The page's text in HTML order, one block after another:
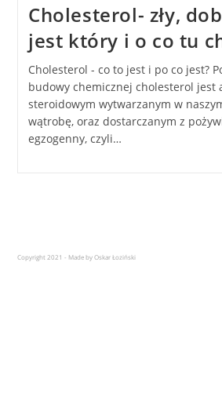
Cholesterol- zły,
jest który i o co tu
Cholesterol - co to jest i po co jest?
budowy chemicznej cholesterol jest
steroidowym wytwarzanym w
wątrobę, oraz dostarczanym z
egzogenny, czyli…
Copyright 2021 - Made by Oskar Łoziński